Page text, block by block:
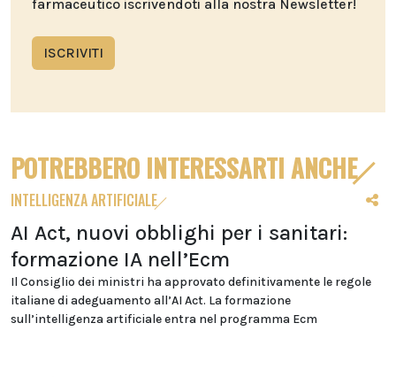
farmaceutico iscrivendoti alla nostra Newsletter!
ISCRIVITI
POTREBBERO INTERESSARTI ANCHE
INTELLIGENZA ARTIFICIALE
AI Act, nuovi obblighi per i sanitari:
formazione IA nell’Ecm
Il Consiglio dei ministri ha approvato definitivamente le regole
italiane di adeguamento all’AI Act. La formazione
sull’intelligenza artificiale entra nel programma Ecm